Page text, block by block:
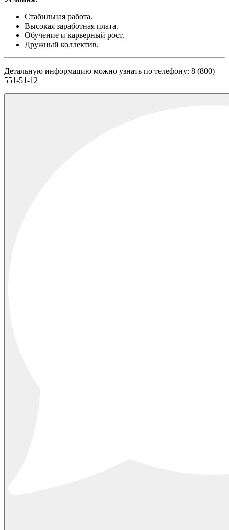
Стабильная работа.
Высокая заработная плата.
Обучение и карьерный рост.
Дружный коллектив.
Детальную информацию можно узнать по телефону: 8 (800)
551-51-12